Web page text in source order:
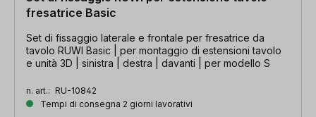
fresatrice Basic
Set di fissaggio laterale e frontale per fresatrice da
tavolo RUWI Basic | per montaggio di estensioni tavolo
e unità 3D | sinistra | destra | davanti | per modello S
n. art.: RU-10842
Tempi di consegna 2 giorni lavorativi